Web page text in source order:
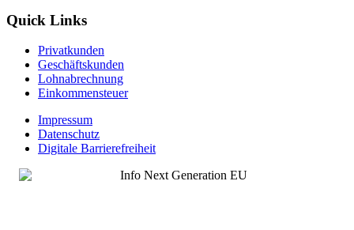
Quick Links
Privatkunden
Geschäftskunden
Lohnabrechnung
Einkommensteuer
Impressum
Datenschutz
Digitale Barrierefreiheit